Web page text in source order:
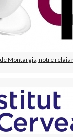
Montargis, notre relais